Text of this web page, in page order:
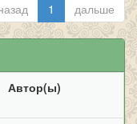
1 дальше
Автор(ы)